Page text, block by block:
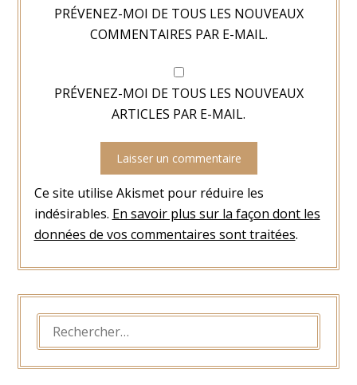
PRÉVENEZ-MOI DE TOUS LES NOUVEAUX
COMMENTAIRES PAR E-MAIL.
PRÉVENEZ-MOI DE TOUS LES NOUVEAUX
ARTICLES PAR E-MAIL.
Ce site utilise Akismet pour réduire les
indésirables. En savoir plus sur la façon dont les
données de vos commentaires sont traitées.